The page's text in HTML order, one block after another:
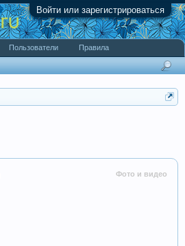
Войти или зарегистрироваться
Фото и видео
Пользователи Правила